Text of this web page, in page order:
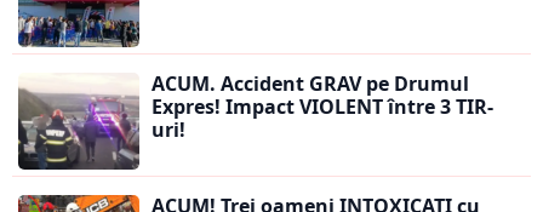
ACUM. Accident GRAV pe Drumul
Expres! Impact VIOLENT între 3 TIR-
uri!
ACUM! Trei oameni INTOXICAȚI cu